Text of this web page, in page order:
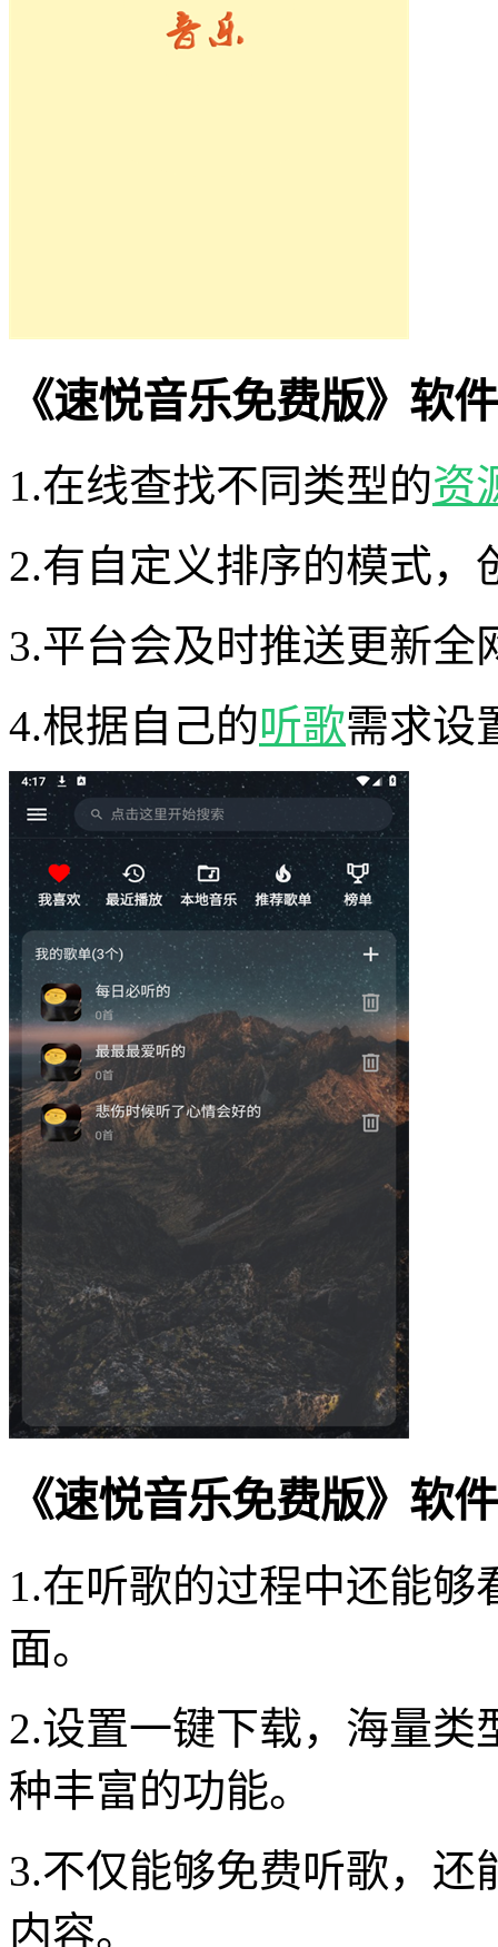
《速悦音乐免费版》软
1.在线查找不同类型的资
2.有自定义排序的模式，
3.平台会及时推送更新全
4.根据自己的听歌需求设
《速悦音乐免费版》软
1.在听歌的过程中还能
面。
2.设置一键下载，海量
种丰富的功能。
3.不仅能够免费听歌，
内容。